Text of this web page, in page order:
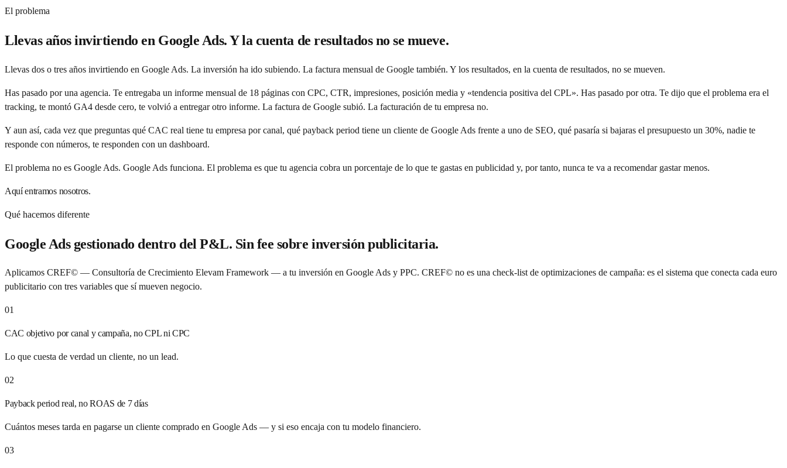
El problema
Llevas años invirtiendo en Google Ads. Y la cuenta de resultados no se mueve.
Llevas dos o tres años invirtiendo en Google Ads. La inversión ha ido subiendo. La factura mensual de Google también. Y los resultados, en la cuenta de resultados, no se mueven.
Has pasado por una agencia. Te entregaba un informe mensual de 18 páginas con CPC, CTR, impresiones, posición media y «tendencia positiva del CPL». Has pasado por otra. Te dijo que el problema era el
tracking, te montó GA4 desde cero, te volvió a entregar otro informe. La factura de Google subió. La facturación de tu empresa no.
Y aun así, cada vez que preguntas qué CAC real tiene tu empresa por canal, qué payback period tiene un cliente de Google Ads frente a uno de SEO, qué pasaría si bajaras el presupuesto un 30%, nadie te
responde con números, te responden con un dashboard.
El problema no es Google Ads. Google Ads funciona. El problema es que tu agencia cobra un porcentaje de lo que te gastas en publicidad y, por tanto, nunca te va a recomendar gastar menos.
Aquí entramos nosotros.
Qué hacemos diferente
Google Ads gestionado dentro del P&L. Sin fee sobre inversión publicitaria.
Aplicamos CREF© — Consultoría de Crecimiento Elevam Framework — a tu inversión en Google Ads y PPC. CREF© no es una check-list de optimizaciones de campaña: es el sistema que conecta cada euro
publicitario con tres variables que sí mueven negocio.
01
CAC objetivo por canal y campaña, no CPL ni CPC
Lo que cuesta de verdad un cliente, no un lead.
02
Payback period real, no ROAS de 7 días
Cuántos meses tarda en pagarse un cliente comprado en Google Ads — y si eso encaja con tu modelo financiero.
03